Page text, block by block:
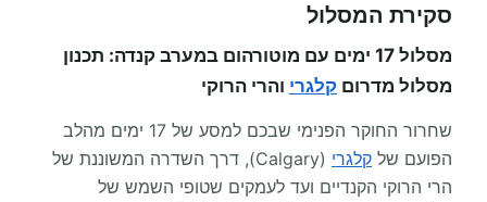
סקירת המסלול
מסלול 17 ימים עם מוטורהום במערב קנדה: תכנון
מסלול מדרום קלגרי והרי הרוקי
שחרור החוקר הפנימי שבכם למסע של 17 ימים מהלב
הפועם של קלגרי
(Calgary), דרך השדרה המשוננת של
הרי הרוקי הקנדיים ועד לעמקים שטופי השמש של